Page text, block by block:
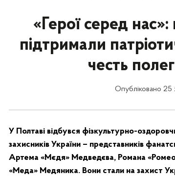
«Герої серед нас»:
підтримали
честь
Опубліковано 25
У Полтаві відбувся фізкультурно-
захисників України – представників
Артема «Мєдя» Медведєва, Романа
«Меда» Медяника. Вони стали на захист